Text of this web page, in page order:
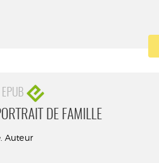
DE FAMILLE
Auteur